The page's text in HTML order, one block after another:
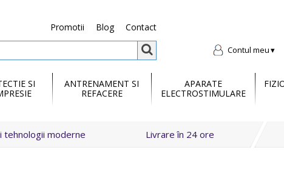
Contact
Blog
Promotii
Contul meu
SI
ANTRENAMENT SI
REFACERE
APARATE
ELECTROSTIMULARE
tehnologii moderne Livrare în 24 ore